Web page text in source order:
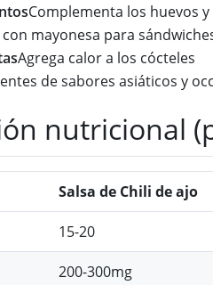
Complementa los huevos
con mayonesa para
Agrega calor a los cócteles
de sabores asiáticos y
nutricional
Salsa de Chili de ajo
15-20
200-300mg